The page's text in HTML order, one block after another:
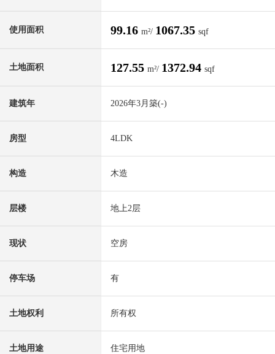
使用面积 99.16 m²/ 1067.35 sqf
土地面积 127.55 m²/ 1372.94 sqf
建筑年 2026年3月築(-)
房型 4LDK
构造 木造
层楼 地上2层
现状 空房
停车场 有
土地权利 所有权
土地用途 住宅用地